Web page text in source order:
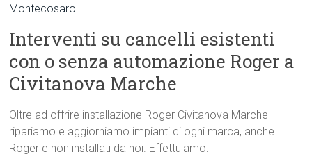
Montecosaro!
Interventi su cancelli esistenti
con o senza automazione Roger a
Civitanova Marche
Oltre ad offrire installazione Roger Civitanova Marche
ripariamo e aggiorniamo impianti di ogni marca, anche
Roger e non installati da noi. Effettuiamo: